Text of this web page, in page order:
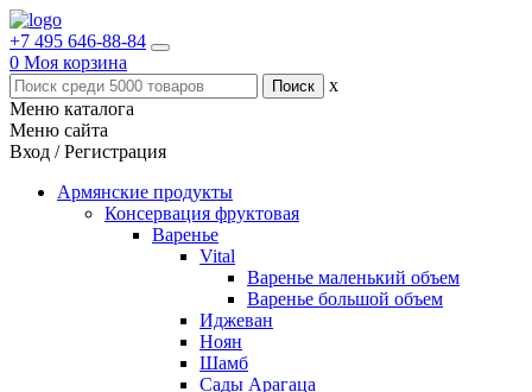
+7 495 646-88-84
0 Моя корзина
x
Меню каталога
Меню сайта
Вход / Регистрация
Армянские продукты
Консервация фруктовая
Варенье
Vital
Варенье маленький объем
Варенье большой объем
Иджеван
Ноян
Шамб
Сады Арагаца